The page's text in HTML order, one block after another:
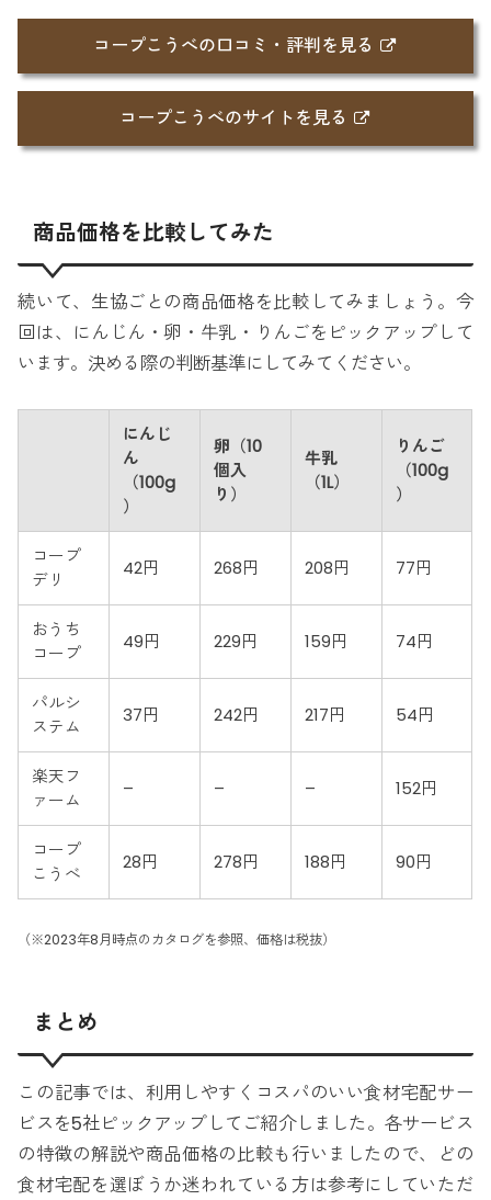
コープこうべの口コミ・評判を見る
コープこうべのサイトを見る
商品価格を比較してみた
続いて、生協ごとの商品価格を比較してみましょう。今
回は、にんじん・卵・牛乳・りんごをピックアップして
います。決める際の判断基準にしてみてください。
にんじ
ん
（100g
）
卵（10
個入
り）
牛乳
（1L）
りんご
（100g
）
コープ
デリ
42円 268円 208円 77円
おうち
コープ
49円 229円 159円 74円
パルシ
ステム
37円 242円 217円 54円
楽天フ
ァーム
– – – 152円
コープ
こうべ
28円 278円 188円 90円
（※2023年8月時点のカタログを参照、価格は税抜）
まとめ
この記事では、利用しやすくコスパのいい食材宅配サー
ビスを5社ピックアップしてご紹介しました。各サービス
の特徴の解説や商品価格の比較も行いましたので、どの
食材宅配を選ぼうか迷われている方は参考にしていただ